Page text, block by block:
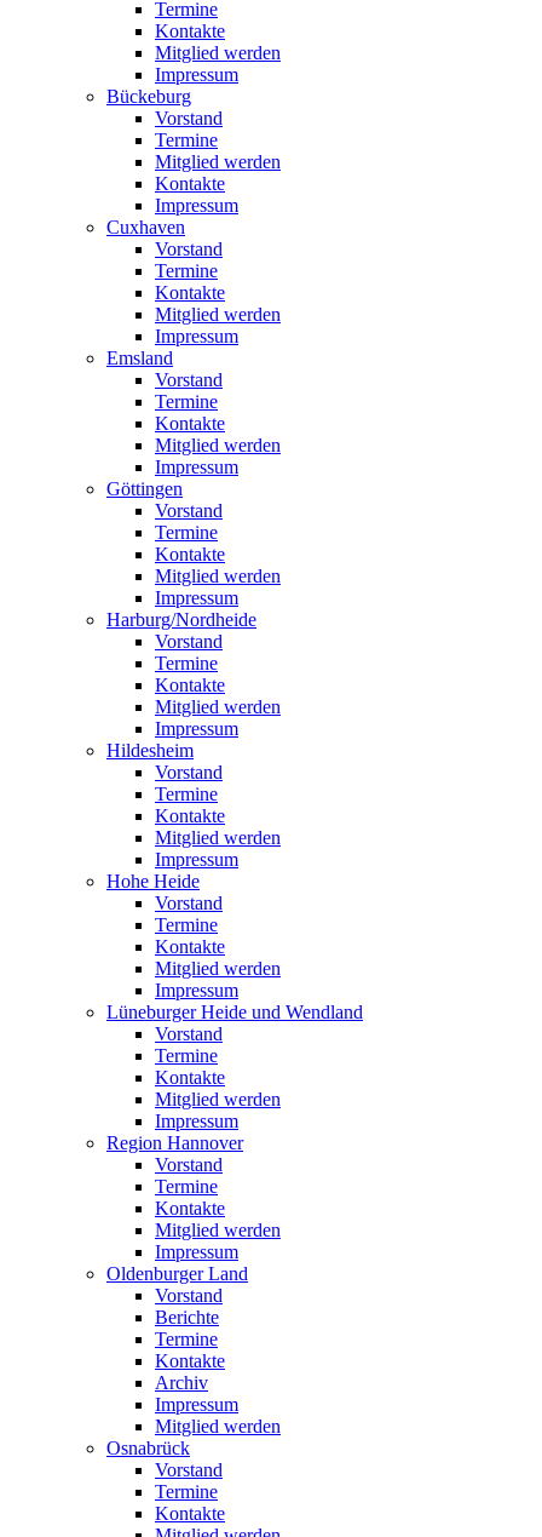
Termine
Kontakte
Mitglied werden
Impressum
Bückeburg
Vorstand
Termine
Mitglied werden
Kontakte
Impressum
Cuxhaven
Vorstand
Termine
Kontakte
Mitglied werden
Impressum
Emsland
Vorstand
Termine
Kontakte
Mitglied werden
Impressum
Göttingen
Vorstand
Termine
Kontakte
Mitglied werden
Impressum
Harburg/Nordheide
Vorstand
Termine
Kontakte
Mitglied werden
Impressum
Hildesheim
Vorstand
Termine
Kontakte
Mitglied werden
Impressum
Hohe Heide
Vorstand
Termine
Kontakte
Mitglied werden
Impressum
Lüneburger Heide und Wendland
Vorstand
Termine
Kontakte
Mitglied werden
Impressum
Region Hannover
Vorstand
Termine
Kontakte
Mitglied werden
Impressum
Oldenburger Land
Vorstand
Berichte
Termine
Kontakte
Archiv
Impressum
Mitglied werden
Osnabrück
Vorstand
Termine
Kontakte